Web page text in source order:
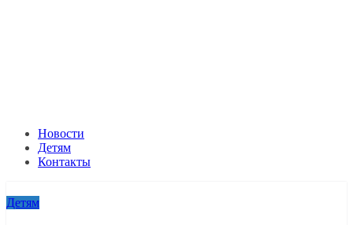
Новости
Детям
Контакты
Детям